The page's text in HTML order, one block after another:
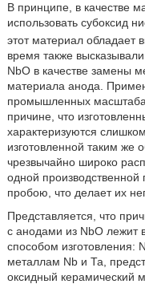
В принципе, в качестве
использовать субоксид
этот материал обладает
время также
NbO в качестве замены
материала анода.
промышленных
причине, что
характеризуются
изготовленной таким же
чрезвычайно широко
одной
пробою, что делает их
Представляется, что
с анодами из NbO лежит
способом изготовления:
металлам Nb и Та,
оксидный керамический